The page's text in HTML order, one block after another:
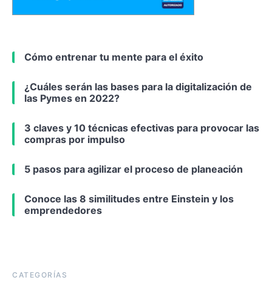
Cómo entrenar tu mente para el éxito
¿Cuáles serán las bases para la digitalización de
las Pymes en 2022?
3 claves y 10 técnicas efectivas para provocar las
compras por impulso
5 pasos para agilizar el proceso de planeación
Conoce las 8 similitudes entre Einstein y los
emprendedores
CATEGORÍAS